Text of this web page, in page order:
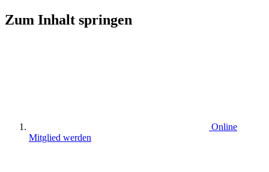
Zum Inhalt springen
Online
Mitglied werden